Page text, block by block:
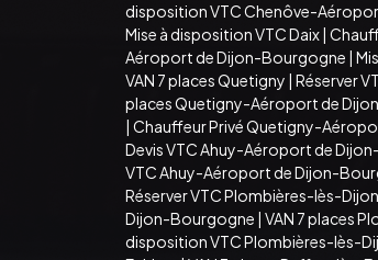
disposition VTC Chenôve-
Mise à disposition VTC Daix|
Aéroport de Dijon-Bourgogne |
VAN 7 places Quetigny | Réserver
places Quetigny-Aéroport de
| Chauffeur Privé Quetigny-
Devis VTC Ahuy-Aéroport de
VTC Ahuy-Aéroport de Dijon-
Réserver VTC Plombières-lès-Dijon
Dijon-Bourgogne | VAN 7 places
disposition VTC Plombières-lès-